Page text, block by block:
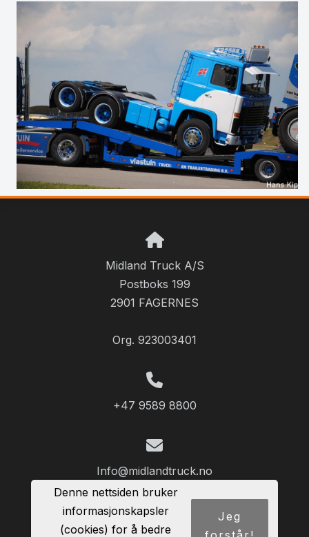
Midland Truck A/S
Postboks 199
2901 FAGERNES
Org. 923003401
+47 9589 8800
Info@midlandtruck.no
Denne nettsiden bruker
informasjonskapsler
(cookies) for å bedre
Jeg